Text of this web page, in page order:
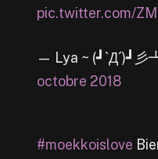
pic.twitter.com/
— Lya ~ (┛ˋДˊ)┛
octobre 2018
#moekkoislove